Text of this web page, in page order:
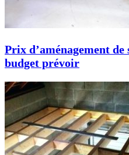
Prix d’aménagement de
budget prévoir